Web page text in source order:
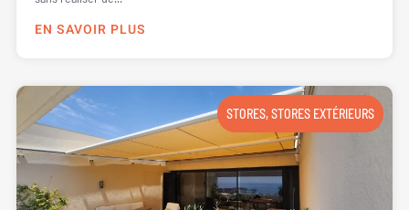
EN SAVOIR PLUS
STORES,STORES EXTÉRIEURS